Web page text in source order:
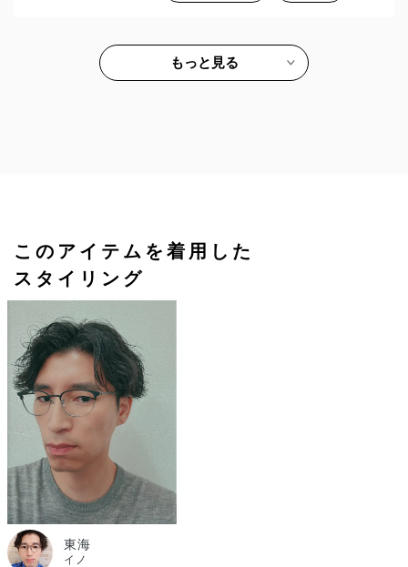
もっと見る
このアイテムを着用した
スタイリング
東海
イノ